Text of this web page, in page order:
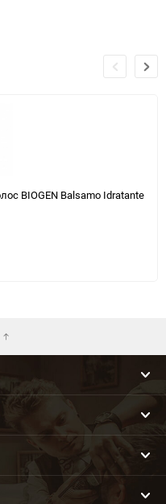
BIOGEN Balsamo Idratante